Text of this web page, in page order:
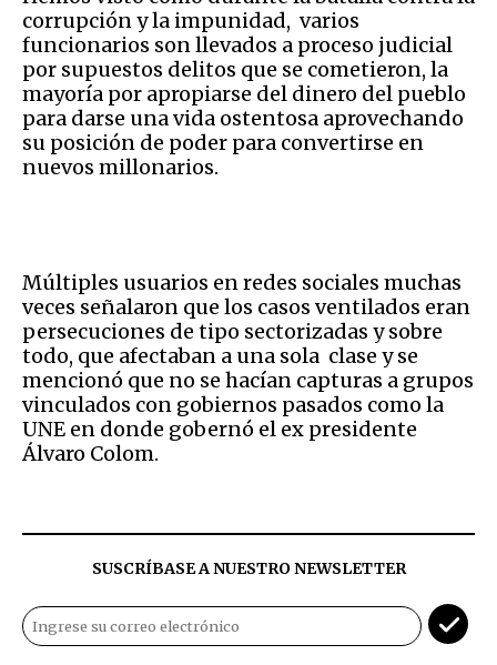
corrupción y la impunidad, varios
funcionarios son llevados a proceso judicial
por supuestos delitos que se cometieron, la
mayoría por apropiarse del dinero del pueblo
para darse una vida ostentosa aprovechando
su posición de poder para convertirse en
nuevos millonarios.
Múltiples usuarios en redes sociales muchas
veces señalaron que los casos ventilados eran
persecuciones de tipo sectorizadas y sobre
todo, que afectaban a una sola clase y se
mencionó que no se hacían capturas a grupos
vinculados con gobiernos pasados como la
UNE en donde gobernó el ex presidente
Álvaro Colom.
SUSCRÍBASE A NUESTRO NEWSLETTER